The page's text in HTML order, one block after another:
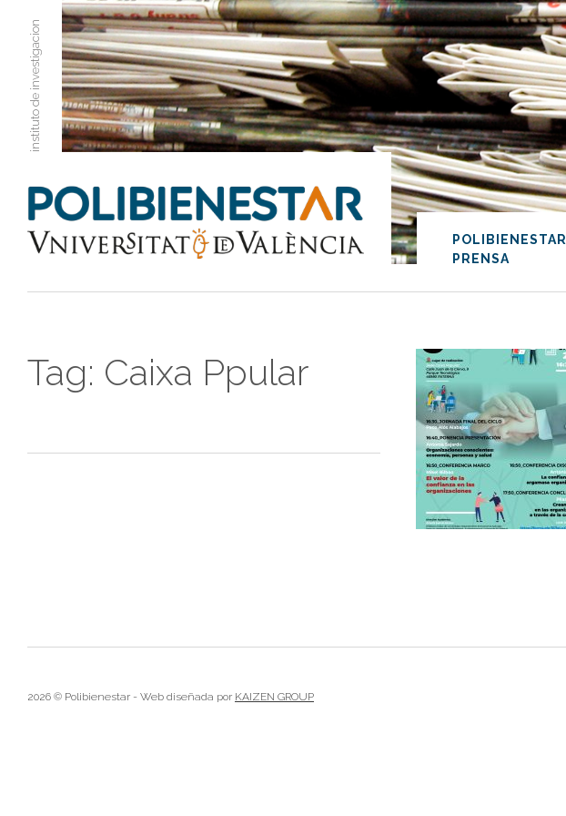
instituto de investigacion
POLIBIENESTAR
PRENSA
Tag: Caixa Ppular
2026 © Polibienestar - Web diseñada por KAIZEN GROUP